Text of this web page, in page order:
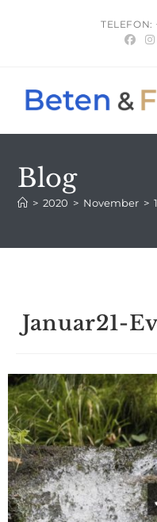
TELEFON:
Blog
> 2020 > November >
Januar21-